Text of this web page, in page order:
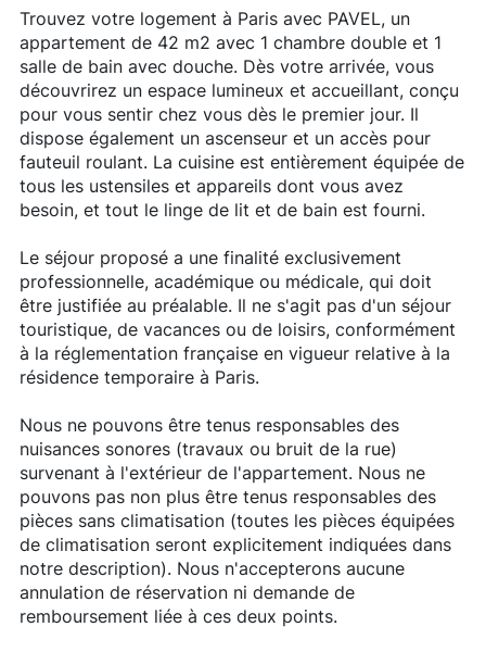
Trouvez votre logement à Paris avec PAVEL, un
appartement de 42 m2 avec 1 chambre double et 1
salle de bain avec douche. Dès votre arrivée, vous
découvrirez un espace lumineux et accueillant, conçu
pour vous sentir chez vous dès le premier jour. Il
dispose également un ascenseur et un accès pour
fauteuil roulant. La cuisine est entièrement équipée de
tous les ustensiles et appareils dont vous avez
besoin, et tout le linge de lit et de bain est fourni.
Le séjour proposé a une finalité exclusivement
professionnelle, académique ou médicale, qui doit
être justifiée au préalable. Il ne s'agit pas d'un séjour
touristique, de vacances ou de loisirs, conformément
à la réglementation française en vigueur relative à la
résidence temporaire à Paris.
Nous ne pouvons être tenus responsables des
nuisances sonores (travaux ou bruit de la rue)
survenant à l'extérieur de l'appartement. Nous ne
pouvons pas non plus être tenus responsables des
pièces sans climatisation (toutes les pièces équipées
de climatisation seront explicitement indiquées dans
notre description). Nous n'accepterons aucune
annulation de réservation ni demande de
remboursement liée à ces deux points.